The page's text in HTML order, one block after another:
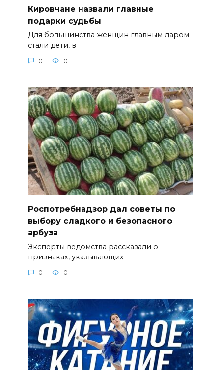
Кировчане назвали главные
подарки судьбы
Для большинства женщин главным даром
стали дети, в
0 0
Роспотребнадзор дал советы по
выбору сладкого и безопасного
арбуза
Эксперты ведомства рассказали о
признаках, указывающих
0 0